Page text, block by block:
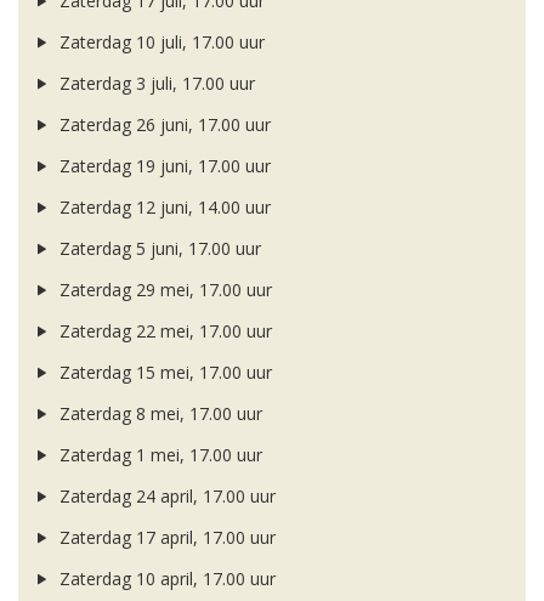
Zaterdag 10 juli, 17.00 uur
Zaterdag 3 juli, 17.00 uur
Zaterdag 26 juni, 17.00 uur
Zaterdag 19 juni, 17.00 uur
Zaterdag 12 juni, 14.00 uur
Zaterdag 5 juni, 17.00 uur
Zaterdag 29 mei, 17.00 uur
Zaterdag 22 mei, 17.00 uur
Zaterdag 15 mei, 17.00 uur
Zaterdag 8 mei, 17.00 uur
Zaterdag 1 mei, 17.00 uur
Zaterdag 24 april, 17.00 uur
Zaterdag 17 april, 17.00 uur
Zaterdag 10 april, 17.00 uur